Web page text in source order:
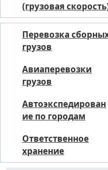
(грузовая
Перевозка
грузов
Авиаперевозки
грузов
Автоэкспедирован
ие по городам
Ответственное
хранение